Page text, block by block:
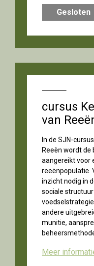
Gesloten
cursus
van
In de SJN-
Reeën wordt de
aangereikt voor
reeënpopulatie.
inzicht nodig in
sociale
andere
munitie,
Meer